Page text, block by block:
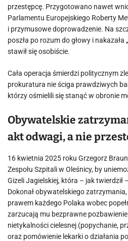
przestępcę. Przygotowano nawet
Parlamentu Europejskiego Roberty
i przymusowe doprowadzenie. Na
poszła po rozum do głowy i
stawił się osobiście.
Cała operacja śmierdzi politycznym
prokuratura nie ściga prawdziwych
którzy ośmielili się stanąć w obronie
Obywatelskie
akt odwagi, a nie
16 kwietnia 2025 roku Grzegorz
Zespołu Szpitali w Oleśnicy, by
Gizeli Jagielskiej, która – jak twierdził
Dokonał obywatelskiego
prawem każdego Polaka wobec
zarzucają mu bezprawne
nietykalności cielesnej (popychanie,
oraz pomówienie lekarki o działania